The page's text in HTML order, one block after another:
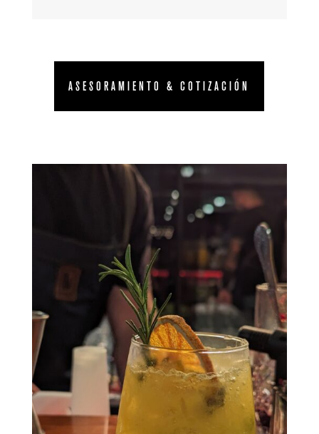
ASESORAMIENTO & COTIZACIÓN